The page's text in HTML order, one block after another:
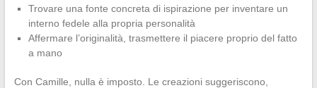
Trovare una fonte concreta di ispirazione per inventare un
interno fedele alla propria personalità
Affermare l’originalità, trasmettere il piacere proprio del fatto
a mano
Con Camille, nulla è imposto. Le creazioni suggeriscono,